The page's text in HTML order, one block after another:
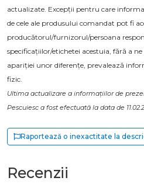
actualizate. Excepții pentru care
de cele ale produsului comandat pot fi
producătorul/furnizorul/persoana
specificațiilor/etichetei acestuia, fără a
apariției unor diferențe, prevalează
fizic.
Ultima actualizare a informațiilor de
Pescuiesc a fost efectuată la data de
Raportează o inexactitate la
Recenzii